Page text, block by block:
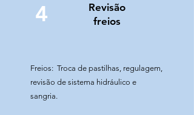
4
Revisão
freios
Freios: Troca de pastilhas, regulagem,
revisão de sistema hidráulico e
sangria.